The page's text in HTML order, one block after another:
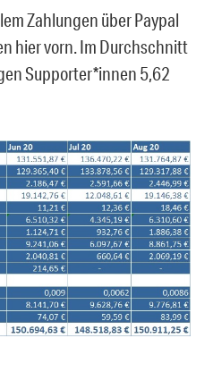
Zahlungen über Paypal
hier vorn. Im Durchschnitt
Supporter*innen 5,62